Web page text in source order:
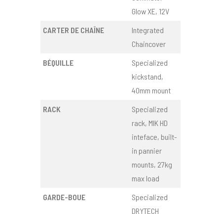
Glow XE, 12V
CARTER DE CHAÎNE
Integrated
Chaincover
BÉQUILLE
Specialized
kickstand,
40mm mount
RACK
Specialized
rack, MIK HD
inteface, built-
in pannier
mounts, 27kg
max load
GARDE-BOUE
Specialized
DRYTECH